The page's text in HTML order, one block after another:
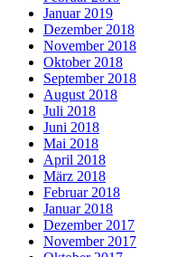
Januar 2019
Dezember 2018
November 2018
Oktober 2018
September 2018
August 2018
Juli 2018
Juni 2018
Mai 2018
April 2018
März 2018
Februar 2018
Januar 2018
Dezember 2017
November 2017